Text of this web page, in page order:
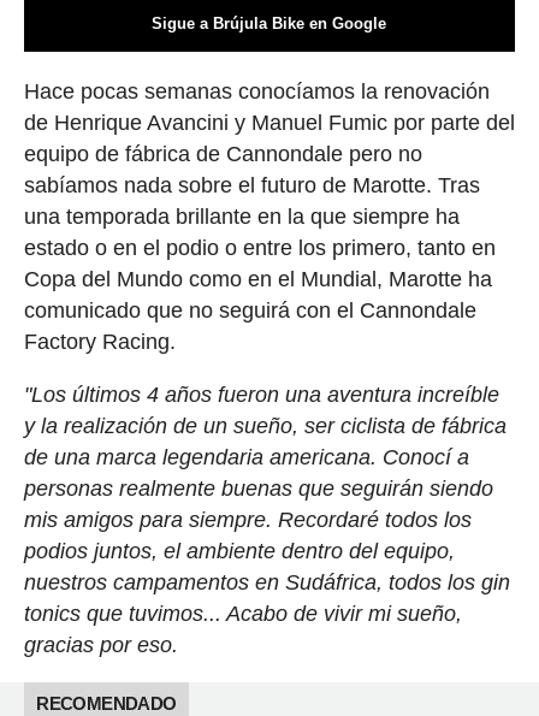
Sigue a Brújula Bike en Google
Hace pocas semanas conocíamos la renovación
de Henrique Avancini y Manuel Fumic por parte del
equipo de fábrica de Cannondale pero no
sabíamos nada sobre el futuro de Marotte. Tras
una temporada brillante en la que siempre ha
estado o en el podio o entre los primero, tanto en
Copa del Mundo como en el Mundial, Marotte ha
comunicado que no seguirá con el Cannondale
Factory Racing.
"Los últimos 4 años fueron una aventura increíble
y la realización de un sueño, ser ciclista de fábrica
de una marca legendaria americana. Conocí a
personas realmente buenas que seguirán siendo
mis amigos para siempre. Recordaré todos los
podios juntos, el ambiente dentro del equipo,
nuestros campamentos en Sudáfrica, todos los gin
tonics que tuvimos... Acabo de vivir mi sueño,
gracias por eso.
RECOMENDADO